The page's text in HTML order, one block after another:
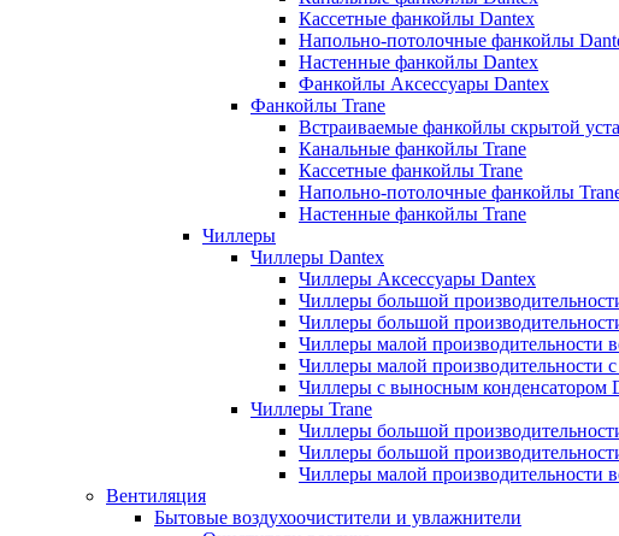
Кассетные фанкойлы Dantex
Напольно-потолочные фанкойлы
Настенные фанкойлы Dantex
Фанкойлы Аксессуары Dantex
Фанкойлы Trane
Встраиваемые фанкойлы скрытой
Канальные фанкойлы Trane
Кассетные фанкойлы Trane
Напольно-потолочные фанкойлы
Настенные фанкойлы Trane
Чиллеры
Чиллеры Dantex
Чиллеры Аксессуары Dantex
Чиллеры большой
Чиллеры большой
Чиллеры малой производительности
Чиллеры малой производительности
Чиллеры с выносным конденсатором
Чиллеры Trane
Чиллеры большой
Чиллеры большой
Чиллеры малой производительности
Вентиляция
Бытовые воздухоочистители и увлажнители